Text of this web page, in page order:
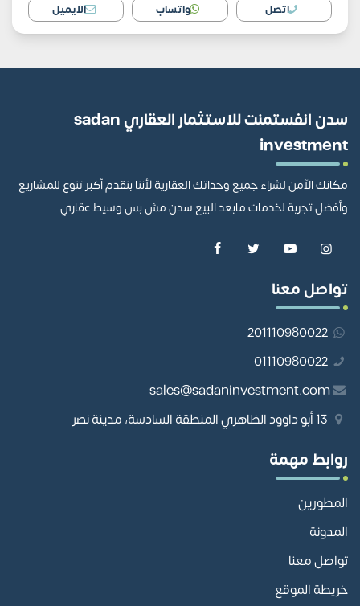
اتصل واتساب الايميل
سدن انفستمنت للاستثمار العقاري sadan
investment
مكانك الآمن لشراء جميع وحداتك العقارية لأننا بنقدم أكبر تنوع للمشاريع
وأفضل تجربة لخدمات مابعد البيع سدن مش بس وسيط عقاري
تواصل معنا
201110980022
01110980022
sales@sadaninvestment.com
روابط مهمة
المطورين
المدونة
تواصل معنا
خريطة الموقع